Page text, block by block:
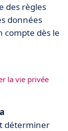
des règles
données
compte dès le
la vie privée
déterminer